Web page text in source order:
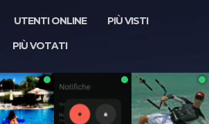
UTENTI ONLINE
PIÙ VISTI
PIÙ VOTATI